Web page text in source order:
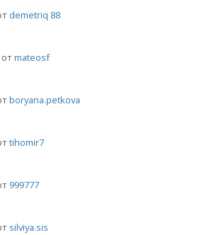
demetriq 88
mateosf
boryana.petkova
tihomir7
999777
silviya.sis